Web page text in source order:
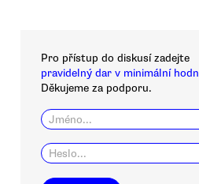
Pro přístup do diskusí zadejte
pravidelný dar v minimální
Děkujeme za podporu.